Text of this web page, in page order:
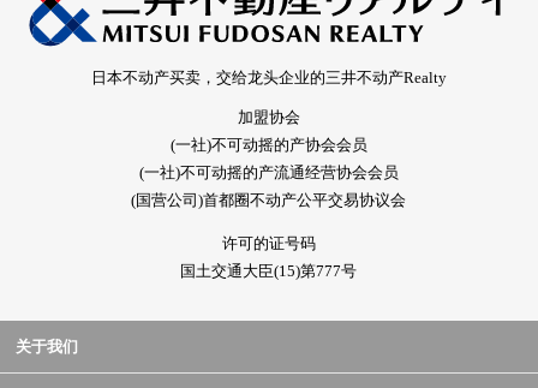
日本不动产买卖，交给龙头企业的三井不动产Realty
加盟协会
(一社)不可动摇的产协会会员
(一社)不可动摇的产流通经营协会会员
(国营公司)首都圈不动产公平交易协议会
许可的证号码
国土交通大臣(15)第777号
关于我们